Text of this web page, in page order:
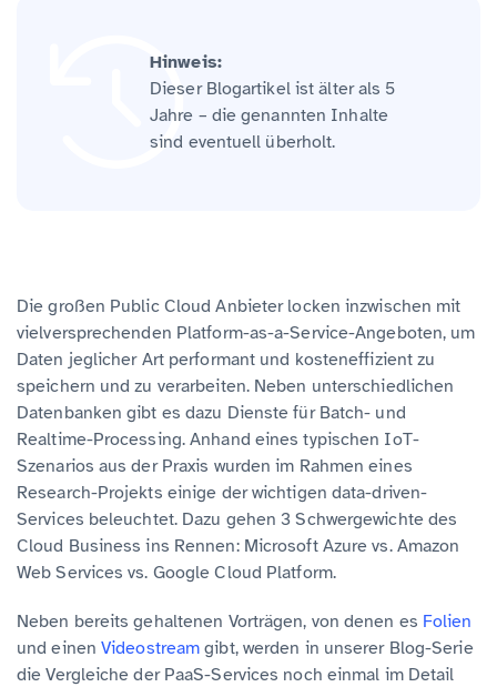
Hinweis:
Dieser Blogartikel ist älter als 5
Jahre – die genannten Inhalte
sind eventuell überholt.
Die großen Public Cloud Anbieter locken inzwischen mit
vielversprechenden Platform-as-a-Service-Angeboten, um
Daten jeglicher Art performant und kosteneffizient zu
speichern und zu verarbeiten. Neben unterschiedlichen
Datenbanken gibt es dazu Dienste für Batch- und
Realtime-Processing. Anhand eines typischen IoT-
Szenarios aus der Praxis wurden im Rahmen eines
Research-Projekts einige der wichtigen data-driven-
Services beleuchtet. Dazu gehen 3 Schwergewichte des
Cloud Business ins Rennen: Microsoft Azure vs. Amazon
Web Services vs. Google Cloud Platform.
Neben bereits gehaltenen Vorträgen, von denen es Folien
und einen Videostream gibt, werden in unserer Blog-Serie
die Vergleiche der PaaS-Services noch einmal im Detail